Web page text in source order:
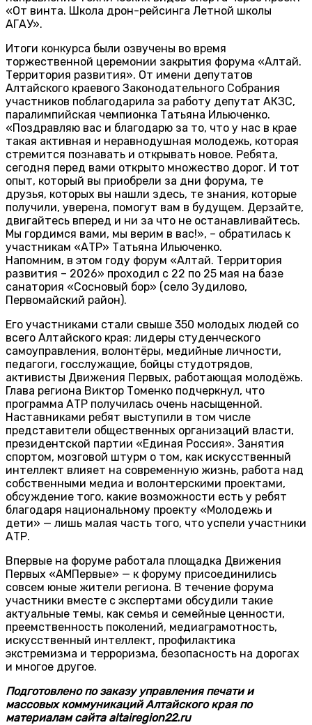
«От винта. Школа дрон-рейсинга Летной школы
АГАУ».
Итоги конкурса были озвучены во время
торжественной церемонии закрытия форума «Алтай.
Территория развития». От имени депутатов
Алтайского краевого Законодательного Собрания
участников поблагодарила за работу депутат АКЗС,
паралимпийская чемпионка Татьяна Ильюченко.
«Поздравляю вас и благодарю за то, что у нас в крае
такая активная и неравнодушная молодежь, которая
стремится познавать и открывать новое. Ребята,
сегодня перед вами открыто множество дорог. И тот
опыт, который вы приобрели за дни форума, те
друзья, которых вы нашли здесь, те знания, которые
получили, уверена, помогут вам в будущем. Дерзайте,
двигайтесь вперед и ни за что не останавливайтесь.
Мы гордимся вами, мы верим в вас!», – обратилась к
участникам «АТР» Татьяна Ильюченко.
Напомним, в этом году форум «Алтай. Территория
развития – 2026» проходил с 22 по 25 мая на базе
санатория «Сосновый бор» (село Зудилово,
Первомайский район).
Его участниками стали свыше 350 молодых людей со
всего Алтайского края: лидеры студенческого
самоуправления, волонтёры, медийные личности,
педагоги, госслужащие, бойцы студотрядов,
активисты Движения Первых, работающая молодёжь.
Глава региона Виктор Томенко подчеркнул, что
программа АТР получилась очень насыщенной.
Наставниками ребят выступили в том числе
представители общественных организаций власти,
президентской партии «Единая Россия». Занятия
спортом, мозговой штурм о том, как искусственный
интеллект влияет на современную жизнь, работа над
собственными медиа и волонтерскими проектами,
обсуждение того, какие возможности есть у ребят
благодаря национальному проекту «Молодежь и
дети» — лишь малая часть того, что успели участники
АТР.
Впервые на форуме работала площадка Движения
Первых «АМПервые» — к форуму присоединились
совсем юные жители региона. В течение форума
участники вместе с экспертами обсудили такие
актуальные темы, как семья и семейные ценности,
преемственность поколений, медиаграмотность,
искусственный интеллект, профилактика
экстремизма и терроризма, безопасность на дорогах
и многое другое.
Подготовлено по заказу управления печати и
массовых коммуникаций Алтайского края по
материалам сайта altairegion22.ru